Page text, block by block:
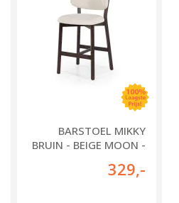
BARSTOEL MIKKY
BRUIN - BEIGE MOON -
329,-